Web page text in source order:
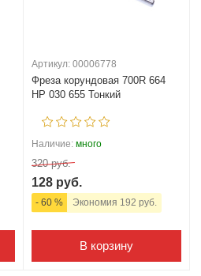
Артикул: 00006778
Фреза корундовая 700R 664
HP 030 655 Тонкий
Наличие: много
320 руб.
128 руб.
- 60 % Экономия 192 руб.
В корзину